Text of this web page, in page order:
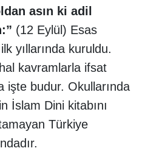
asın ki adil
(12 Eylül) Esas
yıllarında kuruldu.
kavramlarla ifsat
işte budur. Okullarında
İslam Dini kitabını
Türkiye